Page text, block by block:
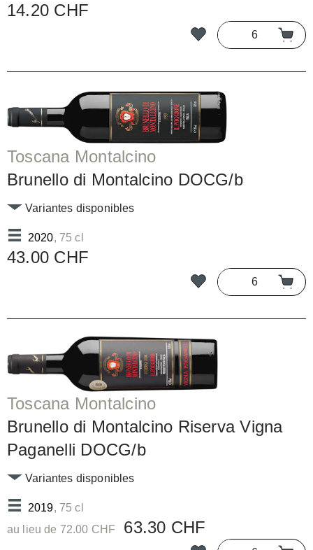
14.20 CHF
Toscana Montalcino
Brunello di Montalcino DOCG/b
2020, 75 cl
Variantes disponibles
43.00 CHF
Toscana Montalcino
Brunello di Montalcino Riserva Vigna
Paganelli DOCG/b
2019, 75 cl
Variantes disponibles
au lieu de 72.00 CHF 63.30 CHF